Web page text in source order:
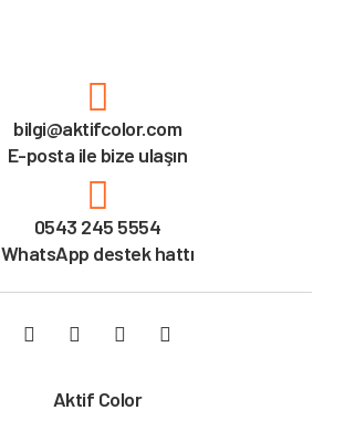
bilgi@aktifcolor.com
E-posta ile bize ulaşın
0543 245 5554
WhatsApp destek hattı
Aktif Color